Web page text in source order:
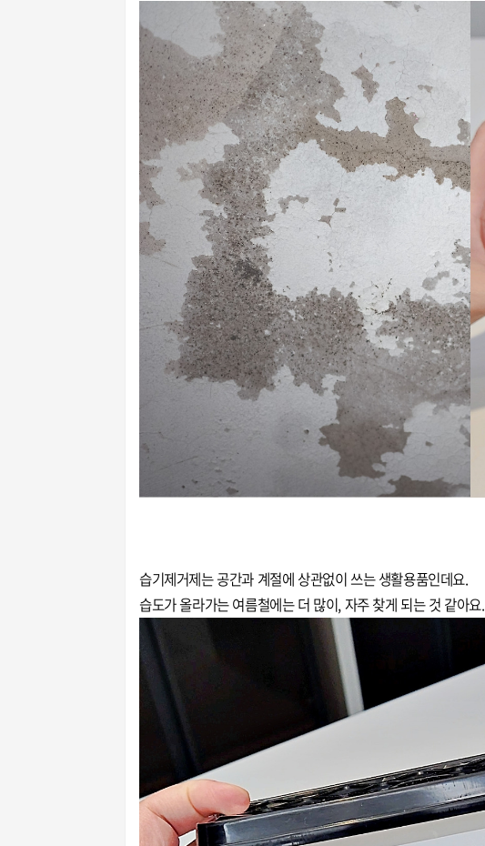
습기제거제는 공간과 계절에 상관없이 쓰는 생활용품인데요.
습도가 올라가는 여름철에는 더 많이, 자주 찾게 되는 것 같아요.